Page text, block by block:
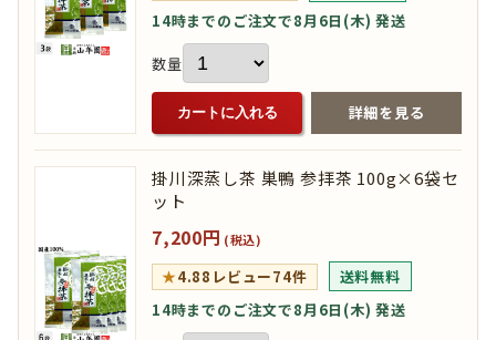
14時までのご注文で8月6日(木) 発送
数量
カートに入れる 詳細を見る
掛川深蒸し茶 巣鴨 参拝茶 100g×6袋セ
ット
7,200円 (税込)
★4.88 レビュー74件
送料無料
14時までのご注文で8月6日(木) 発送